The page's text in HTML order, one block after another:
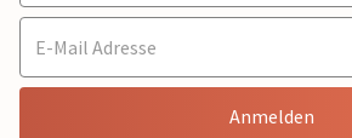
Anmelden